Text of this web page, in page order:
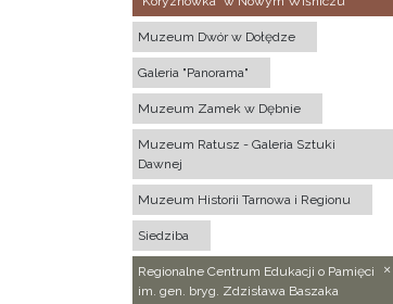
Muzeum Dwór w Dołędze
Galeria "Panorama"
Muzeum Zamek w Dębnie
Muzeum Ratusz - Galeria Sztuki
Dawnej
Muzeum Historii Tarnowa i Regionu
Siedziba
Regionalne Centrum Edukacji o Pamięci
im. gen. bryg. Zdzisława Baszaka